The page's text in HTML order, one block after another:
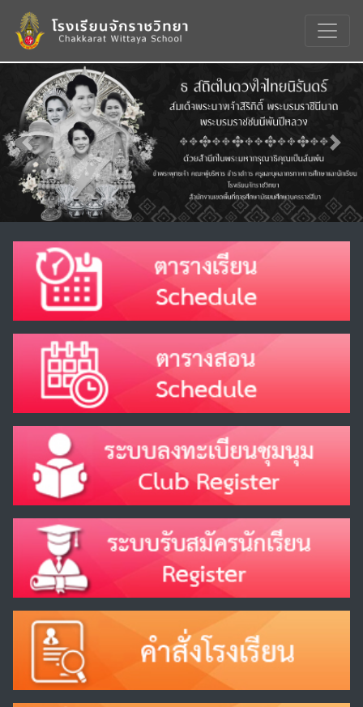
Previous Next